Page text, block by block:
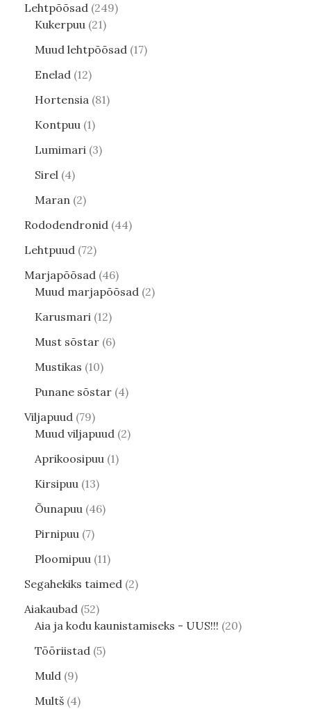
Lehtpõõsad 249
Kukerpuu 21
Muud lehtpõõsad 17
Enelad 12
Hortensia 81
Kontpuu 1
Lumimari 3
Sirel 4
Maran 2
Rododendronid 44
Lehtpuud 72
Marjapõõsad 46
Muud marjapõõsad 2
Karusmari 12
Must sõstar 6
Mustikas 10
Punane sõstar 4
Viljapuud 79
Muud viljapuud 2
Aprikoosipuu 1
Kirsipuu 13
Õunapuu 46
Pirnipuu 7
Ploomipuu 11
Segahekiks taimed 2
Aiakaubad 52
Aia ja kodu kaunistamiseks - UUS!!! 20
Tööriistad 5
Muld 9
Multš 4